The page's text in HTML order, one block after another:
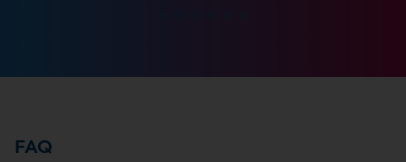
FAQ